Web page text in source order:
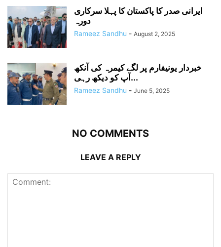
ایرانی صدر کا پاکستان کا پہلا سرکاری
دورہ
Rameez Sandhu - August 2, 2025
خبردار یونیفارم پر لگے کیمرہ کی آنکھ
آپ کو دیکھ رہی...
Rameez Sandhu - June 5, 2025
NO COMMENTS
LEAVE A REPLY